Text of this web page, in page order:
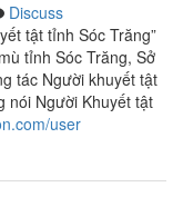
Discuss
tật tỉnh Sóc Trăng”
tỉnh Sóc Trăng, Sở
tác Người khuyết tật
nói Người Khuyết tật
user